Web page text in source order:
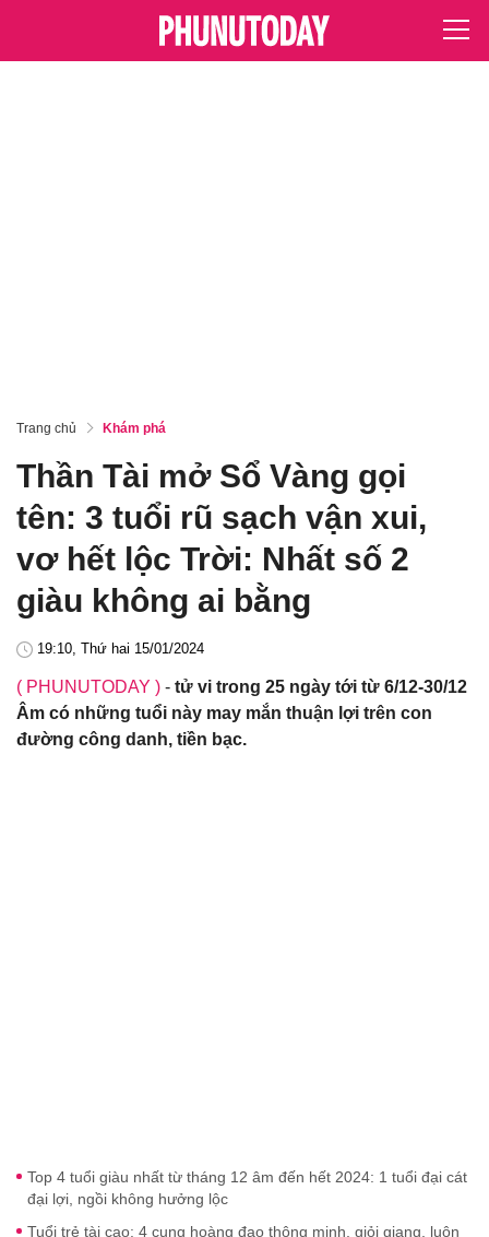
Trang chủ Khám phá
Thần Tài mở Sổ Vàng gọi
tên: 3 tuổi rũ sạch vận xui,
vơ hết lộc Trời: Nhất số 2
giàu không ai bằng
19:10, Thứ hai 15/01/2024
( PHUNUTODAY ) - tử vi trong 25 ngày tới từ 6/12-30/12
Âm có những tuổi này may mắn thuận lợi trên con
đường công danh, tiền bạc.
Top 4 tuổi giàu nhất từ tháng 12 âm đến hết 2024: 1 tuổi đại cát
đại lợi, ngồi không hưởng lộc
Tuổi trẻ tài cao: 4 cung hoàng đạo thông minh, giỏi giang, luôn